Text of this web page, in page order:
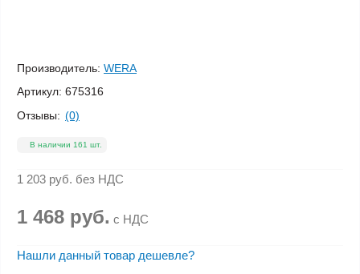
Производитель: WERA
Артикул: 675316
Отзывы: (0)
В наличии 161 шт.
1 203 руб. без НДС
1 468 руб. с НДС
Нашли данный товар дешевле?